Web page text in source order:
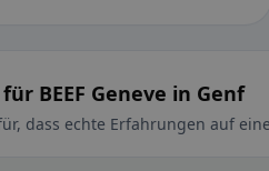
BEEF Geneve in Genf
dass echte Erfahrungen auf